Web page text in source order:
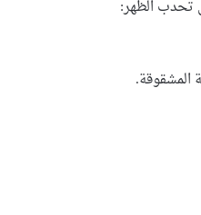
تحدب الظهر:
المشقوقة.